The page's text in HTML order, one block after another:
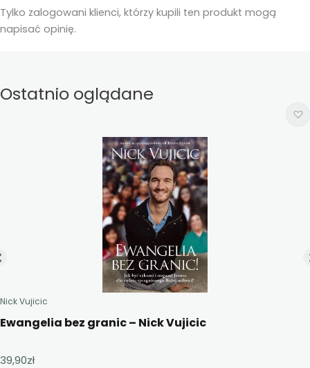
Tylko zalogowani klienci, którzy kupili ten produkt mogą
napisać opinię.
Ostatnio oglądane
Nick Vujicic
Ewangelia bez granic – Nick Vujicic
39,90zł